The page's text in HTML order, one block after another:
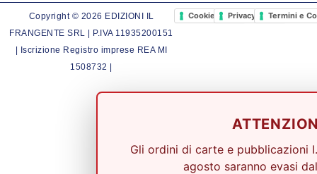
Copyright © 2026 EDIZIONI IL
FRANGENTE SRL | P.IVA 11935200151
| Iscrizione Registro imprese REA MI
1508732 |
Cookie PolicyPrivacy PolicyTermini e
Gli ordini di carte e pubblicazioni
agosto saranno evasi